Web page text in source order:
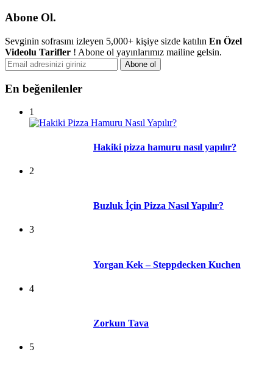
Abone Ol.
Sevginin sofrasını izleyen 5,000+ kişiye sizde katılın En Özel
Videolu Tarifler ! Abone ol yayınlarımız mailine gelsin.
En beğenilenler
1
Hakiki pizza hamuru nasıl yapılır?
2
Buzluk İçin Pizza Nasıl Yapılır?
3
Yorgan Kek – Steppdecken Kuchen
4
Zorkun Tava
5